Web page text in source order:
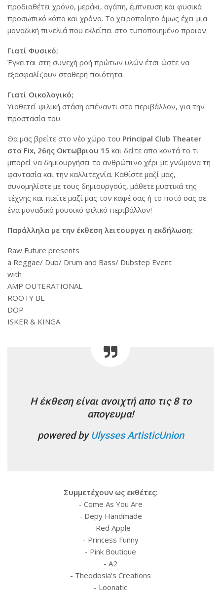
προδιαθέτει χρόνο, μεράκι, αγάπη, έμπνευση και φυσικά
προσωπικό κόπο και χρόνο. Το χειροποίητο όμως έχει μια
μοναδική πινελιά που εκλείπει στο τυποποιημένο προιον.
Γιατί Φυσικό;
Έγκειται στη συνεχή ροή πρώτων υλών έτσι ώστε να
εξασφαλίζουν σταθερή ποιότητα.
Γιατί Οικολογικό;
Υιοθετεί φιλική στάση απέναντι στο περιβάλλον, για την
προστασία του.
Θα μας βρείτε στο νέο χώρο του Principal Club Theater
στo Fix, 26ης Οκτωβριου 15 και δείτε απο κοντά το τι
μπορεί να δημιουργήσει το ανθρώπινο χέρι με γνώμονα τη
φαντασία και την καλλιτεχνία. Καθίστε μαζί μας,
συνομηλίστε με τους δημιουργούς, μάθετε μυστικά της
τέχνης και πιείτε μαζί μας τον καφέ σας ή το ποτό σας σε
ένα μοναδικό μουσικό φιλικό περιβάλλον!
Παράλληλα με την έκθεση λειτουργει η εκδήλωση:
Raw Future presents
a Reggae/ Dub/ Drum and Bass/ Dubstep Event
with
AMP OUTERATIONAL
ROOTY BE
DOP
ISKER & KINGA
Η έκθεση είναι ανοιχτή απο τις 8 το
απογευμα!
powered by Ulysses ArtisticUnion
Συμμετέχουν ως εκθέτες:
- Come As You Are
- Depy Handmade
- Red Apple
- Princess Funny
- Pink Boutique
- A2
- Theodosia’s Creations
- Loonatic